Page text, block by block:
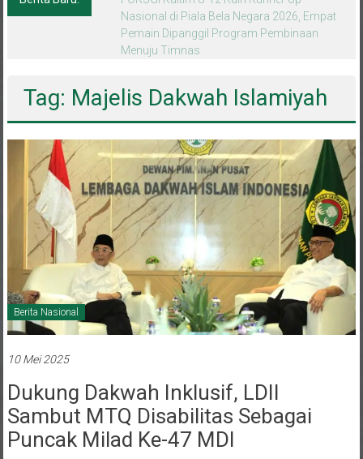
di Bumi Perkemahan Makroman Indah
melalui CAI ke-47
Berita Nasional
Sambut MTQ Disabilitas Sebagai
Puncak Milad Ke-47 MDI